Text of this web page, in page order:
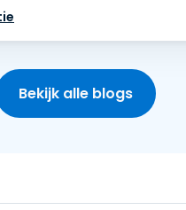
Bekijk alle blogs